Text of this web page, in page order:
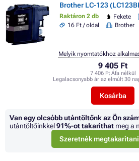
Brother LC-123
Raktáron 2 db Fekete
16 Ft / oldal
Brother
9 405 Ft
7 406 Ft Áfa nélkül
Legalacsonyabb ár az elmúlt 30
Kosárba
Melyik nyomtatókhoz
Van egy olcsóbb utántöltőnk az Ön
utántöltőinkkel91%-ot takaríthat meg a
Szeretnék